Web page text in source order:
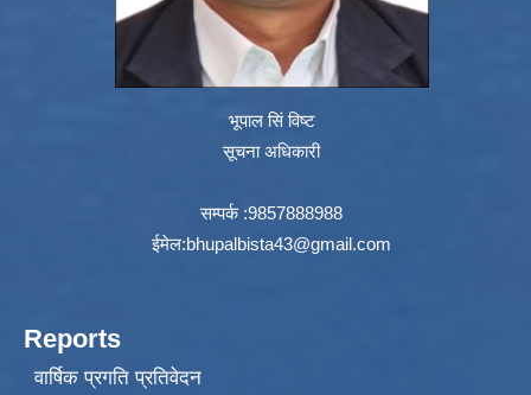
भूपाल सिं विष्ट
सूचना अधिकारी
सम्पर्क :9857888988
ईमेल:bhupalbista43@gmail.com
Reports
वार्षिक प्रगति प्रतिवेदन